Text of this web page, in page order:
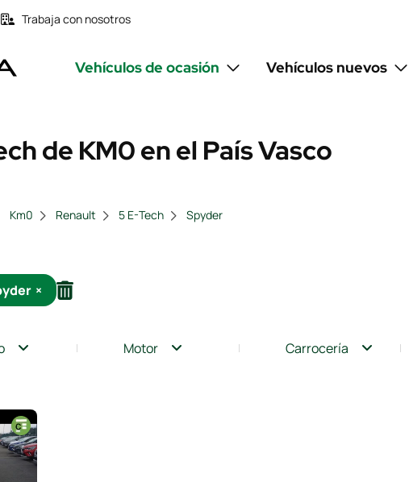
Trabaja con nosotros
Vehículos de ocasión Vehículos nuevos
de KM0 en el País Vasco
Km0 Renault 5 E-Tech Spyder
×
Motor Carrocería